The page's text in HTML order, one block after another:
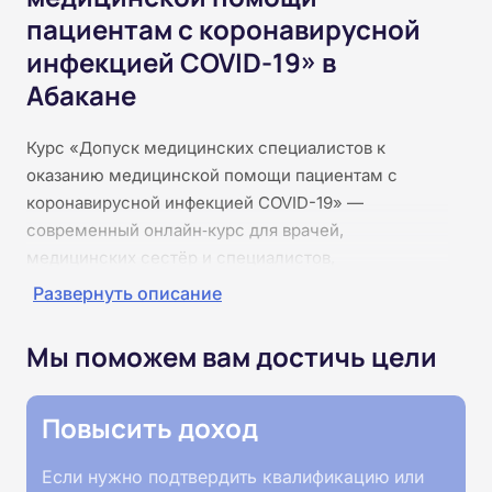
пациентам с коронавирусной
инфекцией COVID-19» в
Абакане
Курс «Допуск медицинских специалистов к
оказанию медицинской помощи пациентам с
коронавирусной инфекцией COVID-19» —
современный онлайн‑курс для врачей,
медицинских сестёр и специалистов,
привлекаемых к работе с пациентами с
позволяет совмещать обучение с основной
деятельностью. Слушатели изучат эпидемиологию
и патогенез COVID-19, правила организации
индивидуальной защиты, тактику ведения
Развернуть описание
Мы поможем вам достичь цели
Повысить доход
Если нужно подтвердить квалификацию или